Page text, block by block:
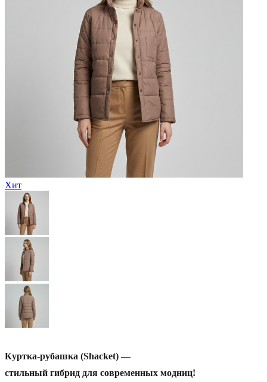
Хит
Алиса
Куртка-рубашка (Shacket)—
стильный гибрид для современных модниц!